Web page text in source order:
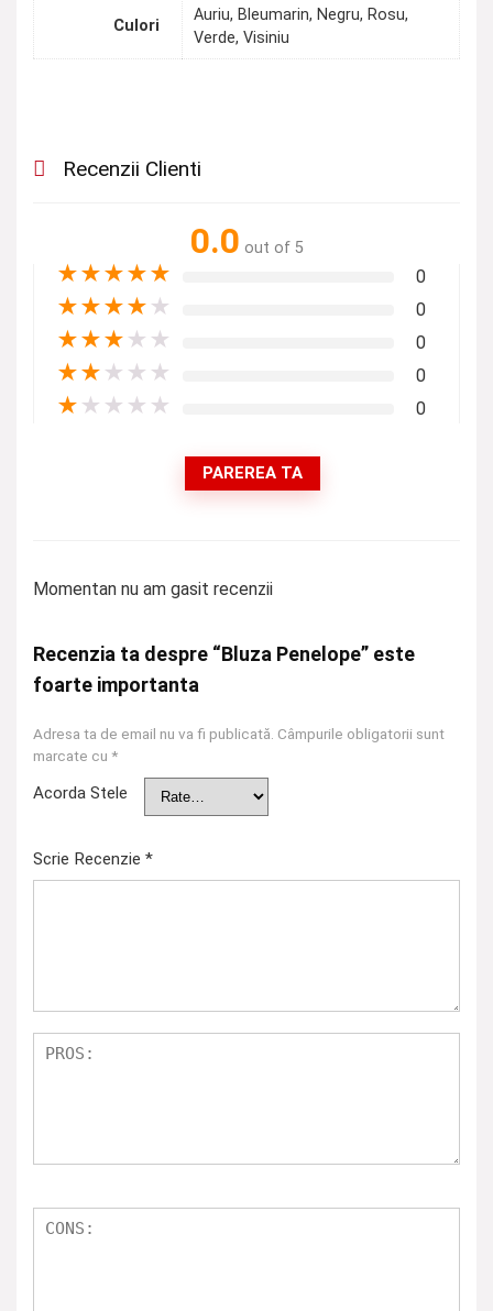
Culori
Auriu, Bleumarin, Negru, Rosu,
Verde, Visiniu
Recenzii Clienti
0.0 out of 5
★★★★★ 0
★★★★ ★ 0
★★★ ★ ★ 0
★★ ★ ★ ★ 0
★ ★ ★ ★ ★ 0
PAREREA TA
Momentan nu am gasit recenzii
Recenzia ta despre “Bluza Penelope” este
foarte importanta
Adresa ta de email nu va fi publicată. Câmpurile obligatorii sunt
marcate cu *
Acorda Stele
Scrie Recenzie *